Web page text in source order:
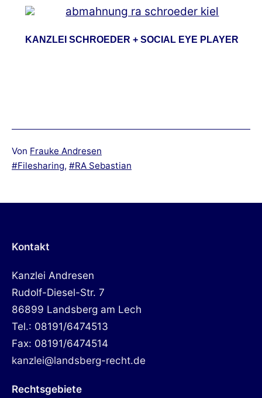
KANZLEI SCHROEDER + SOCIAL EYE PLAYER
Von Frauke Andresen
Verschlagwortet
Filesharing, RA Sebastian
Kontakt
Kanzlei Andresen
Rudolf-Diesel-Str. 7
86899 Landsberg am Lech
Tel.: 08191/6474513
Fax: 08191/6474514
kanzlei@landsberg-recht.de
Rechtsgebiete